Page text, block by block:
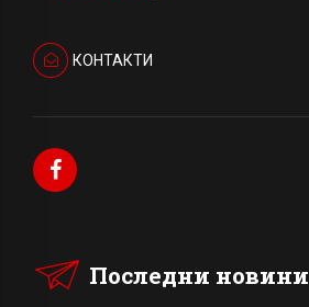
КОНТАКТИ
Последни новини